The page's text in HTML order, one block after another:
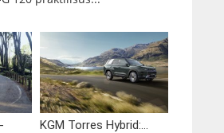
KGM Torres Hybrid:...